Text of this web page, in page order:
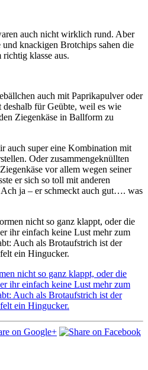
auch nicht wirklich rund. Aber
knackigen Brotchips sahen die
klasse aus.
auch mit Paprikapulver oder
für Geübte, weil es wie
Ziegenkäse in Ballform zu
auch super eine Kombination mit
Oder zusammengeknüllten
vor allem wegen seiner
er sich so toll mit anderen
ja – er schmeckt auch gut…. was
nicht so ganz klappt, oder die
ihr einfach keine Lust mehr zum
Auch als Brotaufstrich ist der
ein Hingucker.